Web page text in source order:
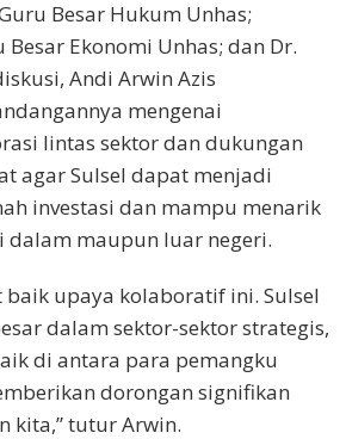
Besar Hukum Unhas;
Besar Ekonomi Unhas; dan Dr.
Andi Arwin Azis
mengenai
lintas sektor dan dukungan
agar Sulsel dapat menjadi
investasi dan mampu menarik
dalam maupun luar negeri.
baik upaya kolaboratif ini. Sulsel
dalam sektor-sektor strategis,
di antara para pemangku
dorongan signifikan
kita,” tutur Arwin.